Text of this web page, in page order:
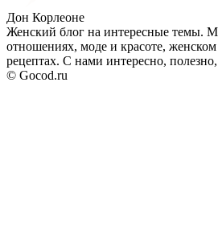
Дон Корлеоне
Женский блог на интересные темы.
отношениях, моде и красоте,
рецептах. С нами интересно,
© Gocod.ru